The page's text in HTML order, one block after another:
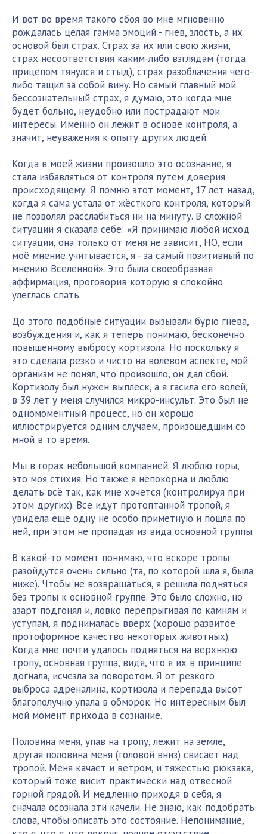
И вот во время такого сбоя во мне мгновенно
рождалась целая гамма эмоций - гнев, злость, а их
основой был страх. Страх за их или свою жизни,
страх несоответствия каким-либо взглядам (тогда
прицепом тянулся и стыд), страх разоблачения чего-
либо тащил за собой вину. Но самый главный мой
бессознательный страх, я думаю, это когда мне
будет больно, неудобно или пострадают мои
интересы. Именно он лежит в основе контроля, а
значит, неуважения к опыту других людей.
Когда в моей жизни произошло это осознание, я
стала избавляться от контроля путем доверия
происходящему. Я помню этот момент, 17 лет назад,
когда я сама устала от жёсткого контроля, который
не позволял расслабиться ни на минуту. В сложной
ситуации я сказала себе: «Я принимаю любой исход
ситуации, она только от меня не зависит, НО, если
моё мнение учитывается, я - за самый позитивный по
мнению Вселенной». Это была своеобразная
аффирмация, проговорив которую я спокойно
улеглась спать.
До этого подобные ситуации вызывали бурю гнева,
возбуждения и, как я теперь понимаю, бесконечно
повышенному выбросу кортизола. Но поскольку я
это сделала резко и чисто на волевом аспекте, мой
организм не понял, что произошло, он дал сбой.
Кортизолу был нужен выплеск, а я гасила его волей,
в 39 лет у меня случился микро-инсульт. Это был не
одномоментный процесс, но он хорошо
иллюстрируется одним случаем, произошедшим со
мной в то время.
Мы в горах небольшой компанией. Я люблю горы,
это моя стихия. Но также я непокорна и люблю
делать всё так, как мне хочется (контролируя при
этом других). Все идут протоптанной тропой, я
увидела ещё одну не особо приметную и пошла по
ней, при этом не пропадая из вида основной группы.
В какой-то момент понимаю, что вскоре тропы
разойдутся очень сильно (та, по которой шла я, была
ниже). Чтобы не возвращаться, я решила подняться
без тропы к основной группе. Это было сложно, но
азарт подгонял и, ловко перепрыгивая по камням и
уступам, я поднималась вверх (хорошо развитое
протоформное качество некоторых животных).
Когда мне почти удалось подняться на верхнюю
тропу, основная группа, видя, что я их в принципе
догнала, исчезла за поворотом. Я от резкого
выброса адреналина, кортизола и перепада высот
благополучно упала в обморок. Но интересным был
мой момент прихода в сознание.
Половина меня, упав на тропу, лежит на земле,
другая половина меня (головой вниз) свисает над
тропой. Меня качает и ветром, и тяжестью рюкзака,
который тоже висит практически над отвесной
горной грядой. И медленно приходя в себя, я
сначала осознала эти качели. Не знаю, как подобрать
слова, чтобы описать это состояние. Непонимание,